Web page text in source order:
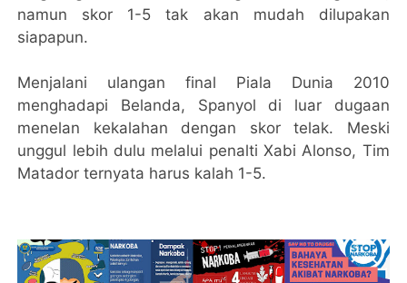
namun skor 1-5 tak akan mudah dilupakan
siapapun.
Menjalani ulangan final Piala Dunia 2010
menghadapi Belanda, Spanyol di luar dugaan
menelan kekalahan dengan skor telak. Meski
unggul lebih dulu melalui penalti Xabi Alonso, Tim
Matador ternyata harus kalah 1-5.